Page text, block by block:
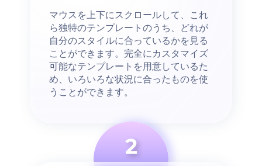
マウスを上下にスクロールして、これ
ら独特のテンプレートのうち、どれが
自分のスタイルに合っているかを見る
ことができます。完全にカスタマイズ
可能なテンプレートを用意しているた
め、いろいろな状況に合ったものを使
うことができます。